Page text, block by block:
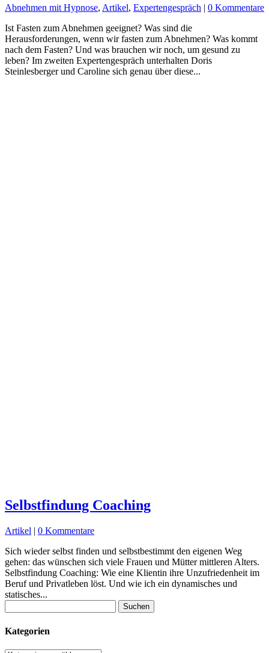
Abnehmen mit Hypnose, Artikel, Expertengespräch | 0 Kommentare
Ist Fasten zum Abnehmen geeignet? Was sind die
Herausforderungen, wenn wir fasten zum Abnehmen? Was kommt
nach dem Fasten? Und was brauchen wir noch, um gesund zu
leben? Im zweiten Expertengespräch unterhalten Doris
Steinlesberger und Caroline sich genau über diese...
Selbstfindung Coaching
Artikel | 0 Kommentare
Sich wieder selbst finden und selbstbestimmt den eigenen Weg
gehen: das wünschen sich viele Frauen und Mütter mittleren Alters.
Selbstfindung Coaching: Wie eine Klientin ihre Unzufriedenheit im
Beruf und Privatleben löst. Und wie ich ein dynamisches und
statisches...
nach:
Kategorien